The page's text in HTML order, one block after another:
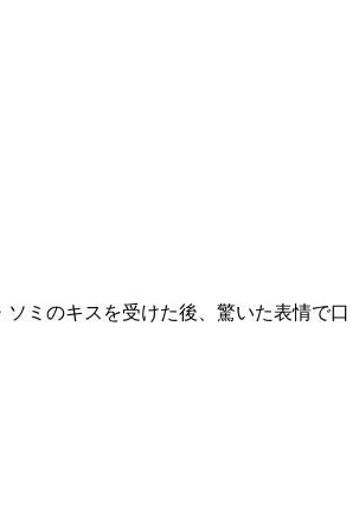
ミのキスを受けた後、驚いた表情で口